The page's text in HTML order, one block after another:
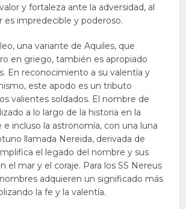
y fortaleza ante la adversidad, al
es impredecible y poderoso.
una variante de Aquiles, que
en griego, también es apropiado
En reconocimiento a su valentía y
este apodo es un tributo
valientes soldados. El nombre de
a lo largo de la historia en la
e incluso la astronomía, con una luna
llamada Nereida, derivada de
el legado del nombre y sus
el mar y el coraje. Para los SS Nereus
adquieren un significado más
la fe y la valentía.